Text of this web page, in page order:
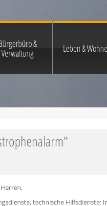
&
Verwaltung
Leben &
technische